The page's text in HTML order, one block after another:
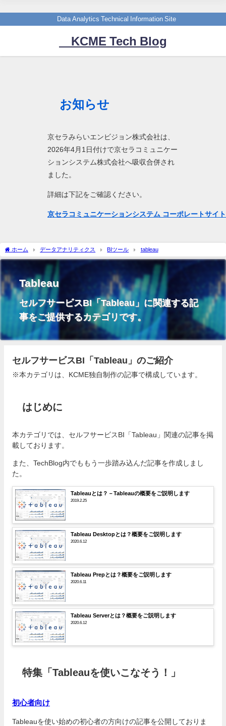
Data Analytics Technical Information Site
KCME Tech Blog
お知らせ
京セラみらいエンビジョン株式会社は、
2026年4月1日付けで京セラコミュニケー
ションシステム株式会社へ吸収合併され
ました。
詳細は下記をご確認ください。
京セラコミュニケーションシステム コーポレートサイ
ホーム データアナリティクス BIツール tableau
Tableau
セルフサービスBI「Tableau」に関連する記
事をご提供するカテゴリです。
セルフサービスBI「Tableau」のご紹介
※本カテゴリは、KCME独自制作の記事で構成しています。
はじめに
本カテゴリでは、セルフサービスBI「Tableau」関連の記事を掲
載しております。
また、TechBlog内でももう一歩踏み込んだ記事を作成しまし
た。
Tableauとは？－Tableauの概要をご説明します
2019.2.25
Tableau Desktopとは？概要をご説明します
2020.6.12
Tableau Prepとは？概要をご説明します
2020.6.11
Tableau Serverとは？概要をご説明します
2020.6.12
特集「Tableauを使いこなそう！」
初心者向け
Tableauを使い始めの初心者の方向けの記事を公開しておりま